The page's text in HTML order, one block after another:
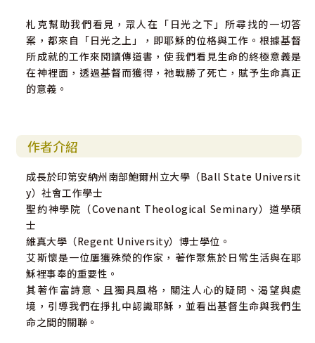
札克幫助我們看見，眾人在「日光之下」所尋找的一切答
案，都來自「日光之上」，即耶穌的位格與工作。根據基督
所成就的工作來閱讀傳道書，使我們看見生命的終極意義是
在神裡面，透過基督而獲得，祂戰勝了死亡，賦予生命真正
的意義。
作者介紹
成長於印第安納州南部鮑爾州立大學（Ball State Universit
y）社會工作學士
聖約神學院（Covenant Theological Seminary）道學碩
士
維真大學（Regent University）博士學位。
艾斯懷是一位屢獲殊榮的作家，著作聚焦於日常生活與在耶
穌裡事奉的重要性。
其著作富詩意、且獨具風格，關注人心的疑問、渴望與處
境，引導我們在掙扎中認識耶穌，並看出基督生命與我們生
命之間的關聯。